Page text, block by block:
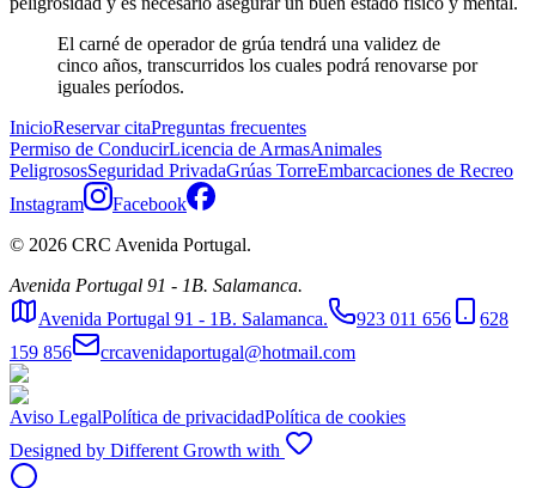
El carné de operador de grúa tendrá una validez de
cinco años, transcurridos los cuales podrá renovarse por
iguales períodos.
InicioReservar citaPreguntas frecuentes
Permiso de ConducirLicencia de ArmasAnimales
PeligrososSeguridad PrivadaGrúas TorreEmbarcaciones de Recreo
Instagram
Facebook
© 2026 CRC Avenida Portugal.
Avenida Portugal 91 - 1B. Salamanca.
Avenida Portugal 91 - 1B. Salamanca.
923 011 656
628
159 856
crcavenidaportugal@hotmail.com
Aviso LegalPolítica de privacidadPolítica de cookies
Designed by Different Growth with